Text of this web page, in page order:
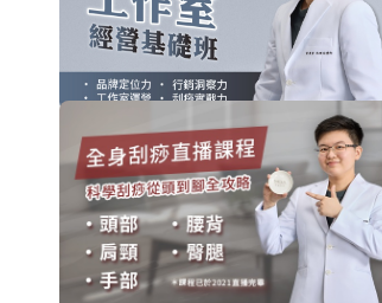
工作室經營基礎班
刮痧線上課程
購買後有效期限：課程下架時
2012
5